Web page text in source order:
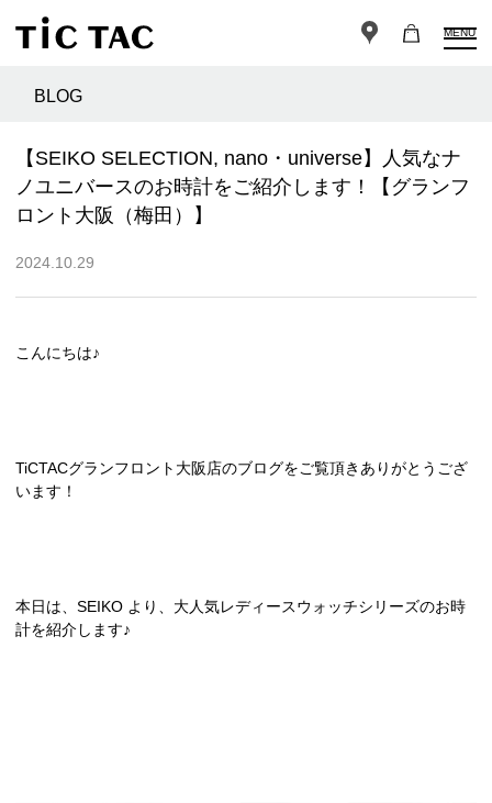
MENU
BLOG
【SEIKO SELECTION, nano・universe】人気なナ
ノユニバースのお時計をご紹介します！【グランフ
ロント大阪（梅田）】
2024.10.29
こんにちは♪
TiCTACグランフロント大阪店のブログをご覧頂きありがとうござ
います！
本日は、SEIKO より、大人気レディースウォッチシリーズのお時
計を紹介します♪